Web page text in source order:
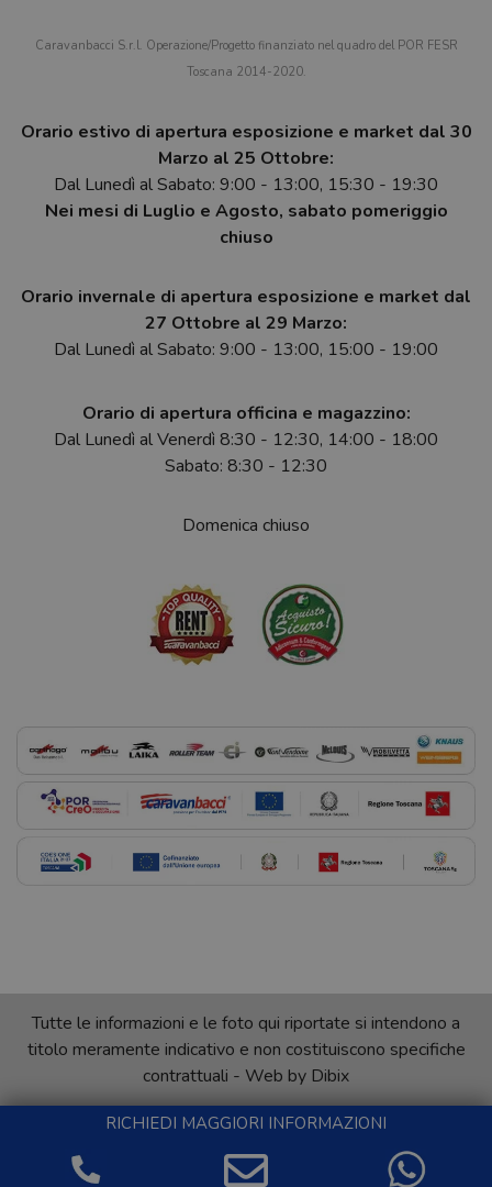
RICHIEDI MAGGIORI INFORMAZIONI
Caravanbacci S.r.l. Operazione/Progetto finanziato nel quadro del POR FESR
Toscana 2014-2020.
Orario estivo di apertura esposizione e market dal 30
Marzo al 25 Ottobre:
Dal Lunedì al Sabato: 9:00 - 13:00, 15:30 - 19:30
Nei mesi di Luglio e Agosto, sabato pomeriggio
chiuso
Orario invernale di apertura esposizione e market dal
27 Ottobre al 29 Marzo:
Dal Lunedì al Sabato: 9:00 - 13:00, 15:00 - 19:00
Orario di apertura officina e magazzino:
Dal Lunedì al Venerdì 8:30 - 12:30, 14:00 - 18:00
Sabato: 8:30 - 12:30
Domenica chiuso
Tutte le informazioni e le foto qui riportate si intendono a
titolo meramente indicativo e non costituiscono specifiche
contrattuali - Web by Dibix